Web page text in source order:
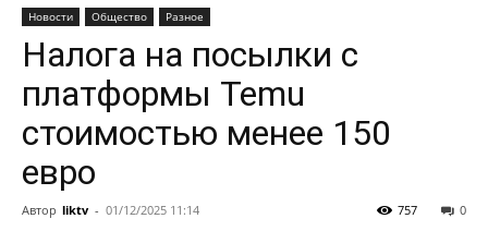
Новости Общество Разное
Налога на посылки с
платформы Temu
стоимостью менее 150
евро
Автор liktv - 01/12/2025 11:14 0
757